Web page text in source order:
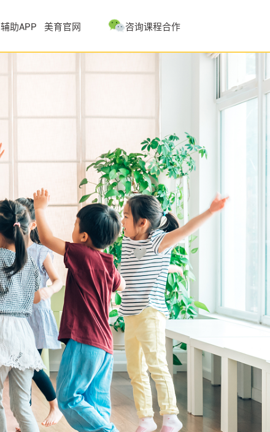
辅助APP 美育官网 咨询课程合作